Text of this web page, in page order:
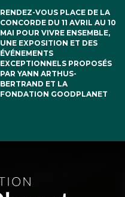
RENDEZ-VOUS PLACE DE LA
CONCORDE DU 11 AVRIL AU 10
MAI POUR VIVRE ENSEMBLE,
UNE EXPOSITION ET DES
ÉVÉNEMENTS
EXCEPTIONNELS PROPOSÉS
PAR YANN ARTHUS-
BERTRAND ET LA
FONDATION GOODPLANET